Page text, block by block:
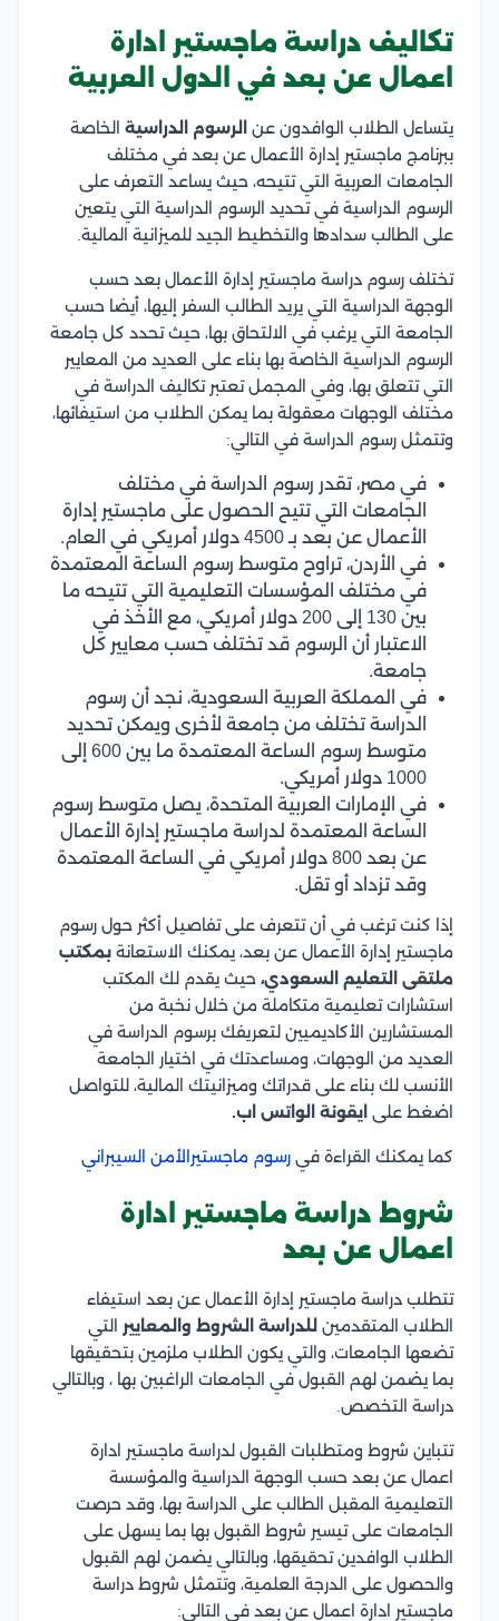
تكاليف دراسة ماجستير ادارة
اعمال عن بعد في الدول العربية
يتساءل الطلاب الوافدون عن الرسوم الدراسية الخاصة
ببرنامج ماجستير إدارة الأعمال عن بعد في مختلف
الجامعات العربية التي تتيحه، حيث يساعد التعرف على
الرسوم الدراسية في تحديد الرسوم الدراسية التي يتعين
على الطالب سدادها والتخطيط الجيد للميزانية المالية.
تختلف رسوم دراسة ماجستير إدارة الأعمال بعد حسب
الوجهة الدراسية التي يريد الطالب السفر إليها، أيضا حسب
الجامعة التي يرغب في الالتحاق بها، حيث تحدد كل جامعة
الرسوم الدراسية الخاصة بها بناء على العديد من المعايير
التي تتعلق بها، وفي المجمل تعتبر تكاليف الدراسة في
مختلف الوجهات معقولة بما يمكن الطلاب من استيفائها،
وتتمثل رسوم الدراسة في التالي:
في مصر، تقدر رسوم الدراسة في مختلف
الجامعات التي تتيح الحصول على ماجستير إدارة
الأعمال عن بعد بـ 4500 دولار أمريكي في العام.
في الأردن، تراوح متوسط رسوم الساعة المعتمدة
في مختلف المؤسسات التعليمية التي تتيحه ما
بين 130 إلى 200 دولار أمريكي، مع الأخذ في
الاعتبار أن الرسوم قد تختلف حسب معايير كل
جامعة.
في المملكة العربية السعودية، نجد أن رسوم
الدراسة تختلف من جامعة لأخرى ويمكن تحديد
متوسط رسوم الساعة المعتمدة ما بين 600 إلى
1000 دولار أمريكي.
في الإمارات العربية المتحدة، يصل متوسط رسوم
الساعة المعتمدة لدراسة ماجستير إدارة الأعمال
عن بعد 800 دولار أمريكي في الساعة المعتمدة
وقد تزداد أو تقل.
إذا كنت ترغب في أن تتعرف على تفاصيل أكثر حول رسوم
ماجستير إدارة الأعمال عن بعد، يمكنك الاستعانة بمكتب
ملتقى التعليم السعودي، حيث يقدم لك المكتب
استشارات تعليمية متكاملة من خلال نخبة من
المستشارين الأكاديميين لتعريفك برسوم الدراسة في
العديد من الوجهات، ومساعدتك في اختيار الجامعة
الأنسب لك بناء على قدراتك وميزانيتك المالية، للتواصل
اضغط على ايقونة الواتس اب.
كما يمكنك القراءة في رسوم ماجستيرالأمن السيبراني
شروط دراسة ماجستير ادارة
اعمال عن بعد
تتطلب دراسة ماجستير إدارة الأعمال عن بعد استيفاء
الطلاب المتقدمين للدراسة الشروط والمعايير التي
تضعها الجامعات، والتي يكون الطلاب ملزمين بتحقيقها
بما يضمن لهم القبول في الجامعات الراغبين بها ، وبالتالي
دراسة التخصص.
تتباين شروط ومتطلبات القبول لدراسة ماجستير ادارة
اعمال عن بعد حسب الوجهة الدراسية والمؤسسة
التعليمية المقبل الطالب على الدراسة بها، وقد حرصت
الجامعات على تيسير شروط القبول بها بما يسهل على
الطلاب الوافدين تحقيقها، وبالتالي يضمن لهم القبول
والحصول على الدرجة العلمية، وتتمثل شروط دراسة
ماجستير ادارة اعمال عن بعد في التالي: